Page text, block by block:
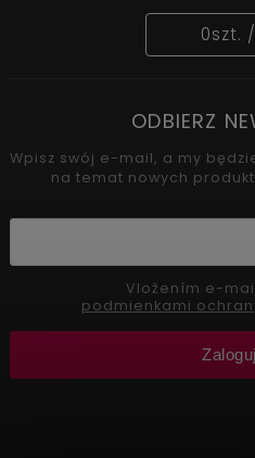
0szt. /
ODBIERZ
Wpisz swój e-mail, a my
na temat nowych
podmienkami